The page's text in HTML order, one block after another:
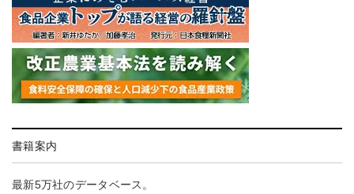
書籍案内
最新5万社のデータベース。